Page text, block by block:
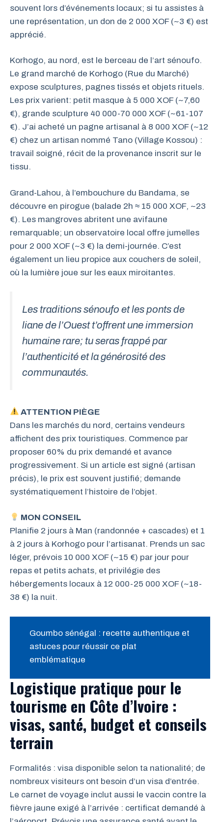
souvent lors d’événements locaux; si tu assistes à
une représentation, un don de 2 000 XOF (~3 €) est
apprécié.
Korhogo, au nord, est le berceau de l’art sénoufo.
Le grand marché de Korhogo (Rue du Marché)
expose sculptures, pagnes tissés et objets rituels.
Les prix varient: petit masque à 5 000 XOF (~7,60
€), grande sculpture 40 000-70 000 XOF (~61-107
€). J’ai acheté un pagne artisanal à 8 000 XOF (~12
€) chez un artisan nommé Tano (Village Kossou) :
travail soigné, récit de la provenance inscrit sur le
tissu.
Grand-Lahou, à l’embouchure du Bandama, se
découvre en pirogue (balade 2h ≈ 15 000 XOF, ~23
€). Les mangroves abritent une avifaune
remarquable; un observatoire local offre jumelles
pour 2 000 XOF (~3 €) la demi-journée. C’est
également un lieu propice aux couchers de soleil,
où la lumière joue sur les eaux miroitantes.
Les traditions sénoufo et les ponts de
liane de l’Ouest t’offrent une immersion
humaine rare; tu seras frappé par
l’authenticité et la générosité des
communautés.
ATTENTION PIÈGE
Dans les marchés du nord, certains vendeurs
affichent des prix touristiques. Commence par
proposer 60% du prix demandé et avance
progressivement. Si un article est signé (artisan
précis), le prix est souvent justifié; demande
systématiquement l’histoire de l’objet.
MON CONSEIL
Planifie 2 jours à Man (randonnée + cascades) et 1
à 2 jours à Korhogo pour l’artisanat. Prends un sac
léger, prévois 10 000 XOF (~15 €) par jour pour
repas et petits achats, et privilégie des
hébergements locaux à 12 000-25 000 XOF (~18-
38 €) la nuit.
Goumbo sénégal : recette authentique et
astuces pour réussir ce plat
emblématique
Logistique pratique pour le
tourisme en Côte d’Ivoire :
visas, santé, budget et conseils
terrain
Formalités : visa disponible selon ta nationalité; de
nombreux visiteurs ont besoin d’un visa d’entrée.
Le carnet de voyage inclut aussi le vaccin contre la
fièvre jaune exigé à l’arrivée : certificat demandé à